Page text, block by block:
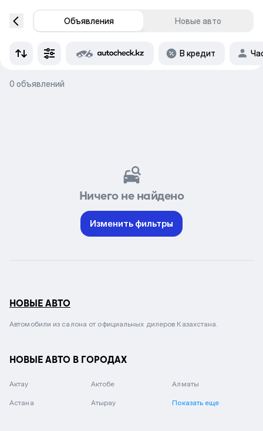
Объявления Новые авто
В кредит
0 объявлений
Ничего не найдено
Изменить фильтры
НОВЫЕ АВТО
Автомобили из салона от официальных дилеров Казахстана.
НОВЫЕ АВТО В ГОРОДАХ
Актау Актобе Алматы
Астана Атырау Показать еще